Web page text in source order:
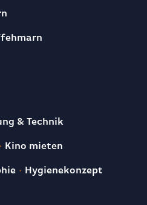
& Technik
Kino mieten
Hygienekonzept